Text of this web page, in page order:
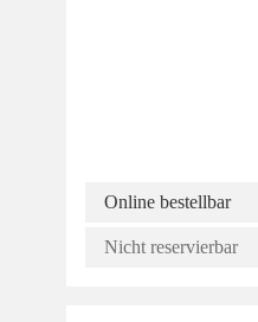
Online bestellbar
Nicht reservierbar